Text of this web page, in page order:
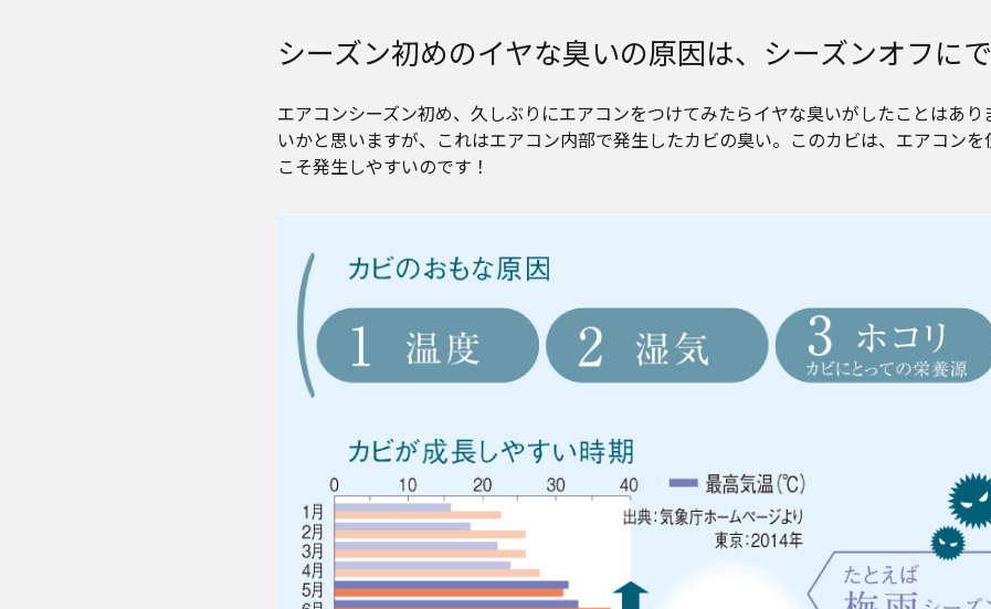
シーズン初めのイヤな臭いの原因は、シーズンオフに
エアコンシーズン初め、久しぶりにエアコンをつけてみたらイヤな臭いがしたことはあ
いかと思いますが、これはエアコン内部で発生したカビの臭い。このカビは、エアコン
こそ発生しやすいのです！